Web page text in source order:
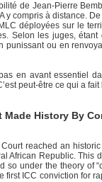
de Jean-Pierre
y compris à distance.
déployées sur le
Selon les juges,
punissant ou en
en avant essentiel
peut-être ce qui a
Made History By
reached an
African Republic. This
so under the theory of
first ICC conviction for